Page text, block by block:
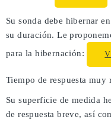
Su sonda debe hibernar
su duración. Le
para la hibernación:
Tiempo de respuesta muy
Su superficie de medida
de respuesta breve, así